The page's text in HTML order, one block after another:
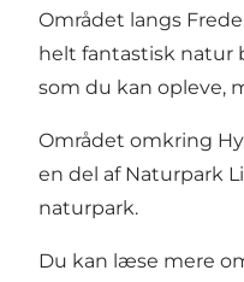
Området langs
helt fantastisk natur
som du kan opleve,
Området omkring
en del af Naturpark
naturpark.
Du kan læse mere